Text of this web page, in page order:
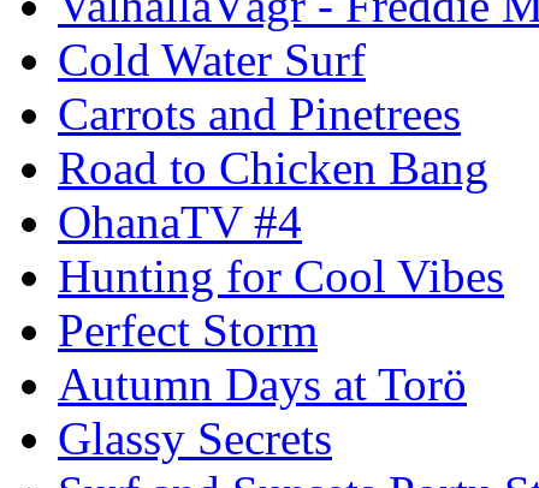
Cold Water Surf
Carrots and Pinetrees
Road to Chicken Bang
OhanaTV #4
Hunting for Cool Vibes
Perfect Storm
Autumn Days at Torö
Glassy Secrets